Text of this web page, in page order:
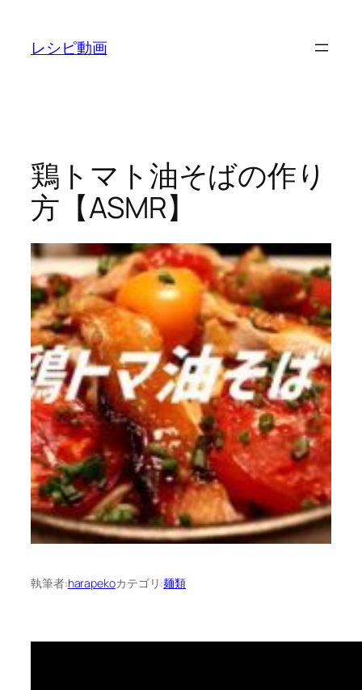
レシピ動画
鶏トマト油そばの作り
方【ASMR】
執筆者:harapekoカテゴリ:麺類